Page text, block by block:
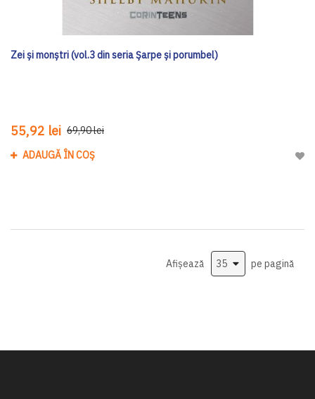
Zei și monștri (vol.3 din seria Șarpe și porumbel)
55,92 lei 69,90 lei
ADAUGĂ ÎN COȘ
Afișează pe pagină